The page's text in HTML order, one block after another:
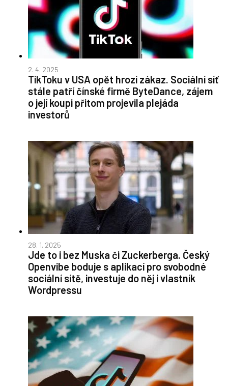
2. 4. 2025
TikToku v USA opět hrozí zákaz. Sociální síť
stále patří čínské firmě ByteDance, zájem
o její koupi přitom projevila plejáda
investorů
28. 1. 2025
Jde to i bez Muska či Zuckerberga. Český
Openvibe boduje s aplikací pro svobodné
sociální sítě, investuje do něj i vlastník
Wordpressu